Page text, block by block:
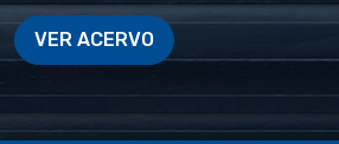
VER ACERVO